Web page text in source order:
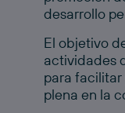
desarrollo
El objetivo
actividades
para
plena en la